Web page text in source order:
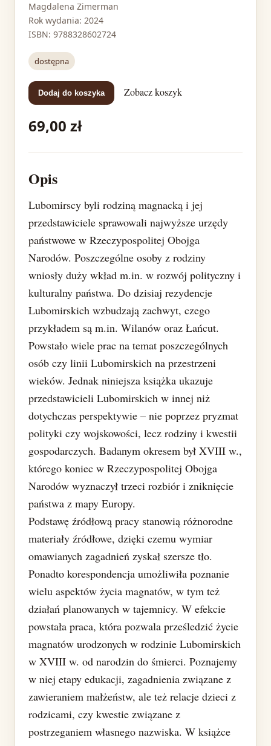
Magdalena Zimerman
Rok wydania: 2024
ISBN: 9788328602724
dostępna
Dodaj do koszyka Zobacz koszyk
69,00 zł
Opis
Lubomirscy byli rodziną magnacką i jej
przedstawiciele sprawowali najwyższe urzędy
państwowe w Rzeczypospolitej Obojga
Narodów. Poszczególne osoby z rodziny
wniosły duży wkład m.in. w rozwój polityczny i
kulturalny państwa. Do dzisiaj rezydencje
Lubomirskich wzbudzają zachwyt, czego
przykładem są m.in. Wilanów oraz Łańcut.
Powstało wiele prac na temat poszczególnych
osób czy linii Lubomirskich na przestrzeni
wieków. Jednak niniejsza książka ukazuje
przedstawicieli Lubomirskich w innej niż
dotychczas perspektywie – nie poprzez pryzmat
polityki czy wojskowości, lecz rodziny i kwestii
gospodarczych. Badanym okresem był XVIII w.,
którego koniec w Rzeczypospolitej Obojga
Narodów wyznaczył trzeci rozbiór i zniknięcie
państwa z mapy Europy.
Podstawę źródłową pracy stanowią różnorodne
materiały źródłowe, dzięki czemu wymiar
omawianych zagadnień zyskał szersze tło.
Ponadto korespondencja umożliwiła poznanie
wielu aspektów życia magnatów, w tym też
działań planowanych w tajemnicy. W efekcie
powstała praca, która pozwala prześledzić życie
magnatów urodzonych w rodzinie Lubomirskich
w XVIII w. od narodzin do śmierci. Poznajemy
w niej etapy edukacji, zagadnienia związane z
zawieraniem małżeństw, ale też relacje dzieci z
rodzicami, czy kwestie związane z
postrzeganiem własnego nazwiska. W książce